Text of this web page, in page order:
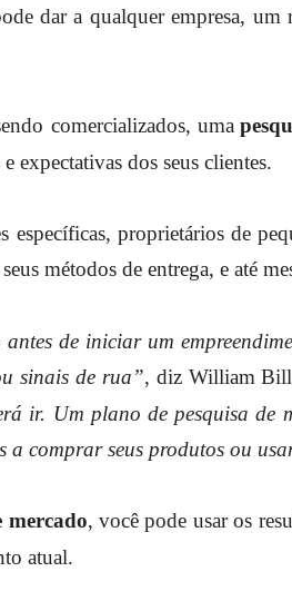
dar a qualquer empresa,
comercializados, uma
expectativas dos seus clientes.
específicas, proprietários de
métodos de entrega, e até
antes de iniciar um
sinais de rua”, diz William
ir. Um plano de pesquisa de
a comprar seus produtos ou
mercado, você pode usar os
atual.